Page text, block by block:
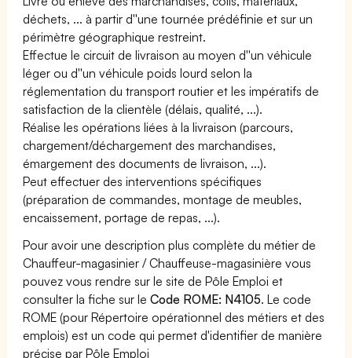
déchets, ... à partir d''une tournée prédéfinie et sur un
périmètre géographique restreint.
Effectue le circuit de livraison au moyen d''un véhicule
léger ou d''un véhicule poids lourd selon la
réglementation du transport routier et les impératifs de
satisfaction de la clientèle (délais, qualité, ...).
Réalise les opérations liées à la livraison (parcours,
chargement/déchargement des marchandises,
émargement des documents de livraison, ...).
Peut effectuer des interventions spécifiques
(préparation de commandes, montage de meubles,
encaissement, portage de repas, ...).
Pour avoir une description plus complète du métier de
Chauffeur-magasinier / Chauffeuse-magasinière vous
pouvez vous rendre sur le site de Pôle Emploi et
consulter la fiche sur leCode ROME: N4105. Le code
ROME (pour Répertoire opérationnel des métiers et des
emplois) est un code qui permet d'identifier de manière
précise par Pôle Emploi